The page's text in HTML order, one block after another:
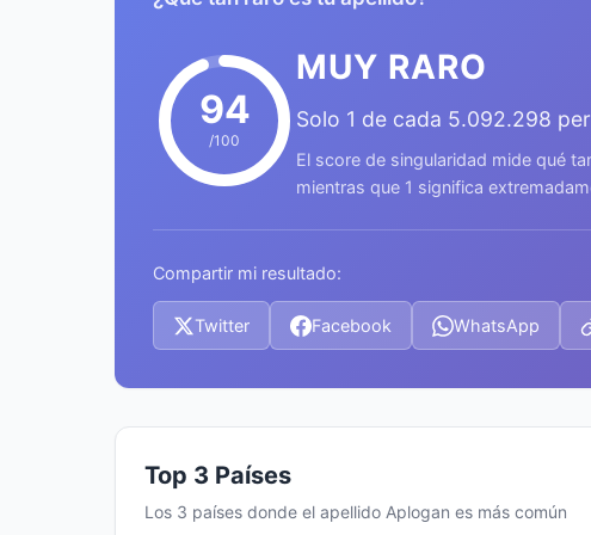
94
/100
MUY RARO
Solo 1 de cada 5.092.298
El score de singularidad mide qué
mientras que 1 significa
Compartir mi resultado:
Twitter Facebook WhatsApp
Top 3 Países
Los 3 países donde el apellido Aplogan es más común